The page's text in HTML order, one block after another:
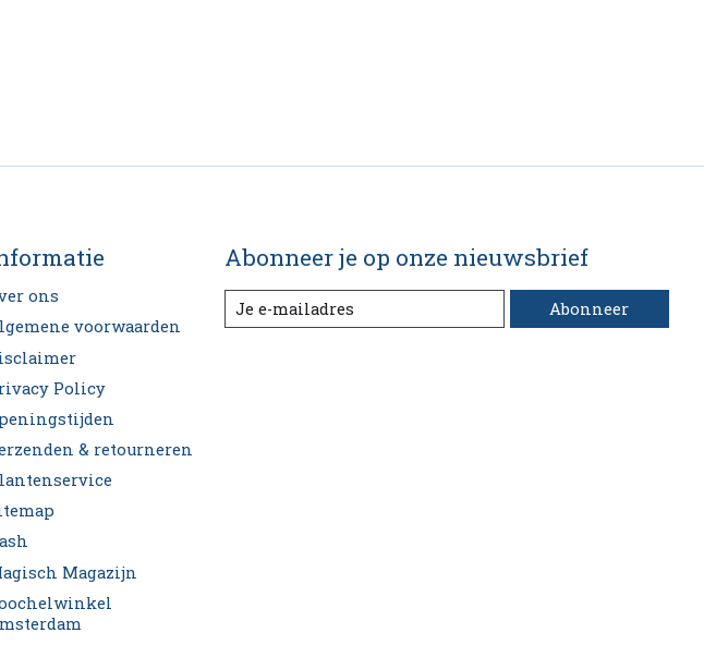
ons
voorwaarden
Policy
& retourneren
Magazijn
Abonneer je op onze nieuwsbrief
Abonneer